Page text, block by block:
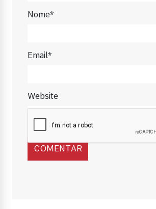
Nome*
Email*
Website